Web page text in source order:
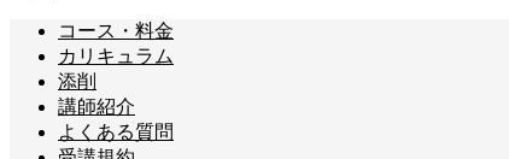
コース・料金
カリキュラム
添削
講師紹介
よくある質問